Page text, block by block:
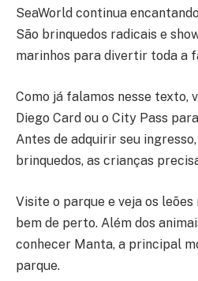
SeaWorld continua
São brinquedos radicais e
marinhos para divertir toda a
Como já falamos nesse texto,
Diego Card ou o City Pass
Antes de adquirir seu
brinquedos, as crianças
Visite o parque e veja os
bem de perto. Além dos
conhecer Manta, a principal
parque.